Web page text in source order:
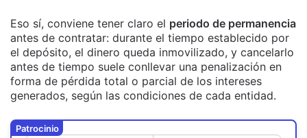
Eso sí, conviene tener claro el periodo de permanencia
antes de contratar: durante el tiempo establecido por
el depósito, el dinero queda inmovilizado, y cancelarlo
antes de tiempo suele conllevar una penalización en
forma de pérdida total o parcial de los intereses
generados, según las condiciones de cada entidad.
Patrocinio